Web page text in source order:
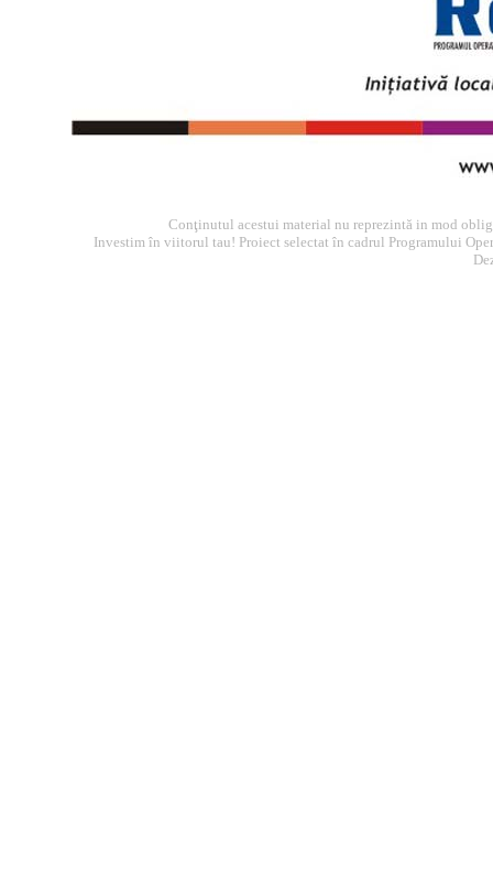
Conţinutul acestui material nu reprezintă in mod
Investim în viitorul tau! Proiect selectat în cadrul Programului